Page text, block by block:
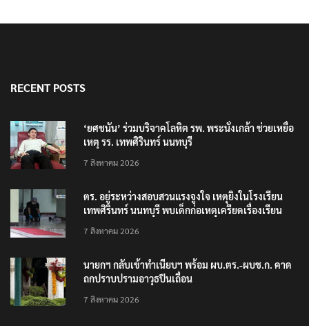
RECENT POSTS
‘ยศชนัน’ ร่วมบริจาคโลหิต รพ. พระนั่งเกล้า ช่วยเหยื่อ
เหตุ รร. เทพศิรินทร์ นนทบุรี
7 สิงหาคม 2026
ตร. อยู่ระหว่างสอบสวนแรงจูงใจ เหตุยิงในโรงเรียน
เทพศิรินทร์ นนทบุรี พบเด็กก่อเหตุเครียดเรื่องเรียน
7 สิงหาคม 2026
นายกฯ กลับเข้าทำเนียบฯ พร้อม ผบ.ตร.-ผบช.ก. คาด
ถกปราบปรามอาวุธปืนเถื่อน
7 สิงหาคม 2026